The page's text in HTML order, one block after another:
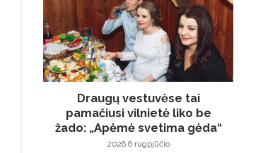
Draugų vestuvėse tai
pamačiusi vilnietė liko be
žado: „Apėmė svetima gėda“
2026 6 rugpjūčio